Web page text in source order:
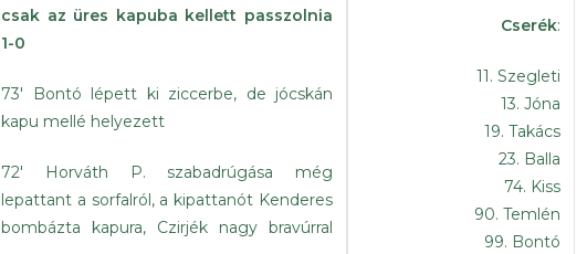
csak az üres kapuba kellett passzolnia
1-0
73′ Bontó lépett ki ziccerbe, de jócskán
kapu mellé helyezett
72′ Horváth P. szabadrúgása még
lepattant a sorfalról, a kipattanót Kenderes
bombázta kapura, Czirjék nagy bravúrral
Cserék:
11. Szegleti
13. Jóna
19. Takács
23. Balla
74. Kiss
90. Temlén
99. Bontó